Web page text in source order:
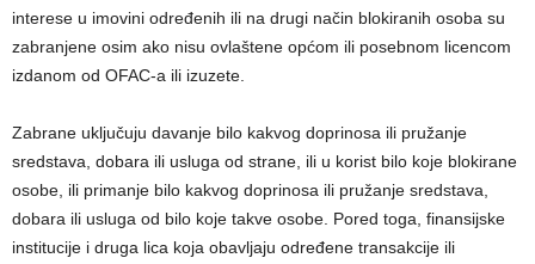
interese u imovini određenih ili na drugi način blokiranih osoba su
zabranjene osim ako nisu ovlaštene općom ili posebnom licencom
izdanom od OFAC-a ili izuzete.
Zabrane uključuju davanje bilo kakvog doprinosa ili pružanje
sredstava, dobara ili usluga od strane, ili u korist bilo koje blokirane
osobe, ili primanje bilo kakvog doprinosa ili pružanje sredstava,
dobara ili usluga od bilo koje takve osobe. Pored toga, finansijske
institucije i druga lica koja obavljaju određene transakcije ili